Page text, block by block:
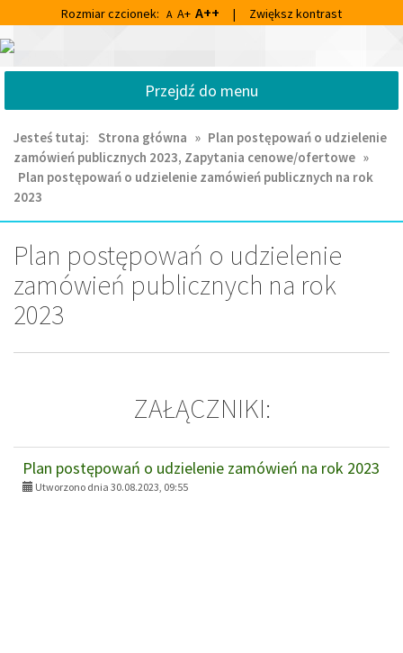
do
głównej
do
wyszukiwarki
Rozmiar czcionek: A A+ A++ | Zwiększ kontrast
Centrum
Kultury
Biblioteka
im.
Franciszka
Chruściela
Ornecie
Przejdź do menu
Jesteś tutaj: Strona główna » Plan postępowań o udzielenie
zamówień publicznych 2023, Zapytania cenowe/ofertowe »
Plan postępowań o udzielenie zamówień publicznych na rok
2023
Plan postępowań o udzielenie
zamówień publicznych na rok
2023
ZAŁĄCZNIKI:
Plan postępowań o udzielenie zamówień na rok 2023
Utworzono dnia 30.08.2023, 09:55